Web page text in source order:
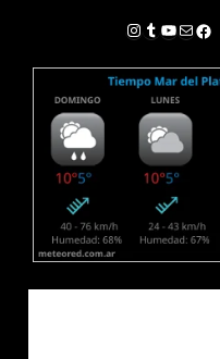
Instagram
Tumblr
YouTube
Correo